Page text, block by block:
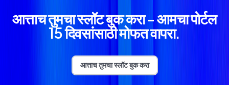
आत्ताच तुमचा स्लॉट बुक करा - आमचा पोर्टल
15 दिवसांसाठी मोफत वापरा.
आत्ताच तुमचा स्लॉट बुक करा